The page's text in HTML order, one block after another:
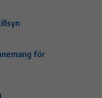
för